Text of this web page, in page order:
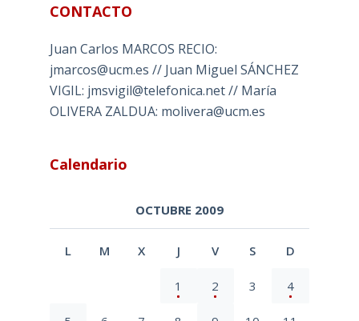
CONTACTO
Juan Carlos MARCOS RECIO:
jmarcos@ucm.es // Juan Miguel SÁNCHEZ
VIGIL: jmsvigil@telefonica.net // María
OLIVERA ZALDUA: molivera@ucm.es
Calendario
OCTUBRE 2009
L M X J V S D
1 2 3 4